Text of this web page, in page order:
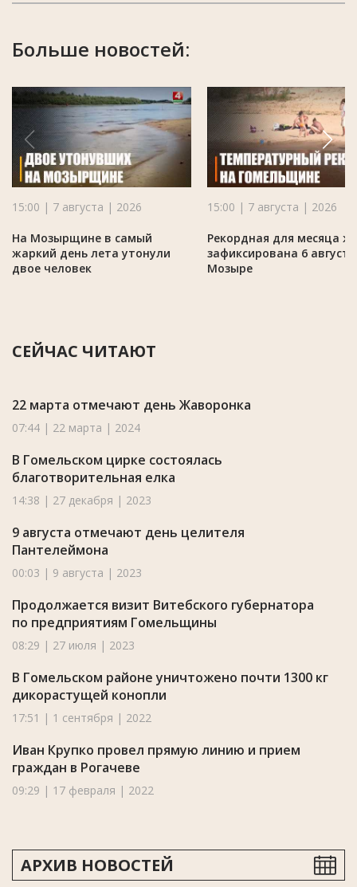
Больше новостей:
15:00 | 7 августа | 2026
На Мозырщине в самый
жаркий день лета утонули
двое человек
15:00 | 7 августа | 2026
Рекордная для месяца
зафиксирована 6
Мозыре
СЕЙЧАС ЧИТАЮТ
22 марта отмечают день Жаворонка
07:44 | 22 марта | 2024
В Гомельском цирке состоялась
благотворительная елка
14:38 | 27 декабря | 2023
9 августа отмечают день целителя
Пантелеймона
00:03 | 9 августа | 2023
Продолжается визит Витебского губернатора
по предприятиям Гомельщины
08:29 | 27 июля | 2023
В Гомельском районе уничтожено почти 1300 кг
дикорастущей конопли
17:51 | 1 сентября | 2022
Иван Крупко провел прямую линию и прием
граждан в Рогачеве
09:29 | 17 февраля | 2022
АРХИВ НОВОСТЕЙ